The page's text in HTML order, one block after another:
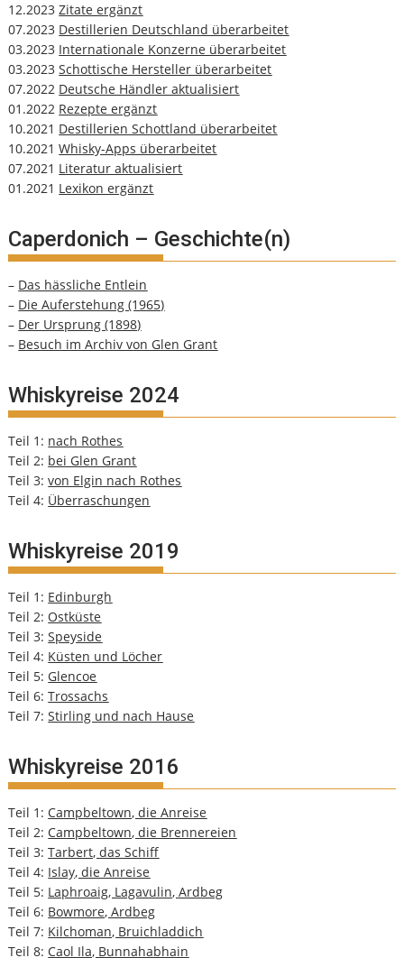
12.2023Zitate ergänzt
07.2023 Destillerien Deutschland überarbeitet
03.2023 Internationale Konzerne überarbeitet
03.2023Schottische Hersteller überarbeitet
07.2022 Deutsche Händler aktualisiert
01.2022 Rezepte ergänzt
10.2021 Destillerien Schottland überarbeitet
10.2021Whisky-Apps überarbeitet
07.2021 Literatur aktualisiert
01.2021 Lexikon ergänzt
Caperdonich – Geschichte(n)
– Das hässliche Entlein
– Die Auferstehung (1965)
– Der Ursprung (1898)
– Besuch im Archiv von Glen Grant
Whiskyreise 2024
Teil 1: nach Rothes
Teil 2: bei Glen Grant
Teil 3:von Elgin nach Rothes
Teil 4: Überraschungen
Whiskyreise 2019
Teil 1: Edinburgh
Teil 2: Ostküste
Teil 3:Speyside
Teil 4: Küsten und Löcher
Teil 5: Glencoe
Teil 6:Trossachs
Teil 7:Stirling und nach Hause
Whiskyreise 2016
Teil 1: Campbeltown, die Anreise
Teil 2: Campbeltown, die Brennereien
Teil 3:Tarbert, das Schiff
Teil 4: Islay, die Anreise
Teil 5: Laphroaig, Lagavulin, Ardbeg
Teil 6: Bowmore, Ardbeg
Teil 7: Kilchoman, Bruichladdich
Teil 8: Caol Ila, Bunnahabhain